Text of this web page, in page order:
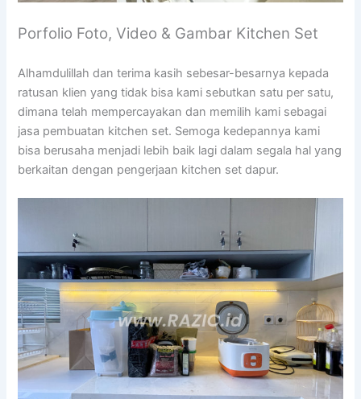
Porfolio Foto, Video & Gambar Kitchen Set
Alhamdulillah dan terima kasih sebesar-besarnya kepada
ratusan klien yang tidak bisa kami sebutkan satu per satu,
dimana telah mempercayakan dan memilih kami sebagai
jasa pembuatan kitchen set. Semoga kedepannya kami
bisa berusaha menjadi lebih baik lagi dalam segala hal yang
berkaitan dengan pengerjaan kitchen set dapur.